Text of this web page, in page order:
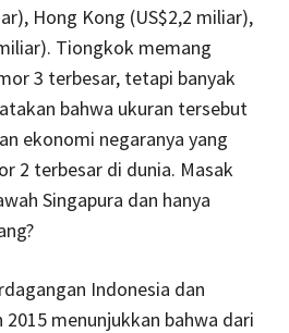
Hong Kong (US$2,2 miliar),
Tiongkok memang
3 terbesar, tetapi banyak
bahwa ukuran tersebut
ekonomi negaranya yang
2 terbesar di dunia. Masak
Singapura dan hanya
Indonesia dan
menunjukkan bahwa dari